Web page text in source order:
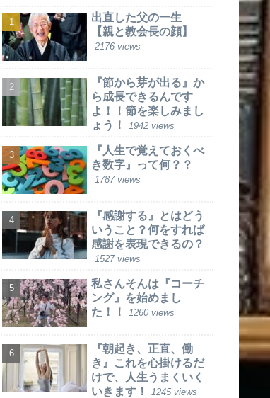
出直した父の一生
【親と教会長の顔】
2176 views
『節から芽が出る』か
ら成長できるんです
よ！！節を楽しみまし
ょう！
1942 views
『人生で覚えておくべ
き数字』って何？？
1787 views
『感謝する』とはどう
いうこと？何をすれば
感謝を表現できるの？
1527 views
私さんそんは『コーチ
ング』を始めまし
た！！
1260 views
『朝起き、正直、働
き』これを心掛けるだ
けで、人生うまくいく
いきます！
1245 views